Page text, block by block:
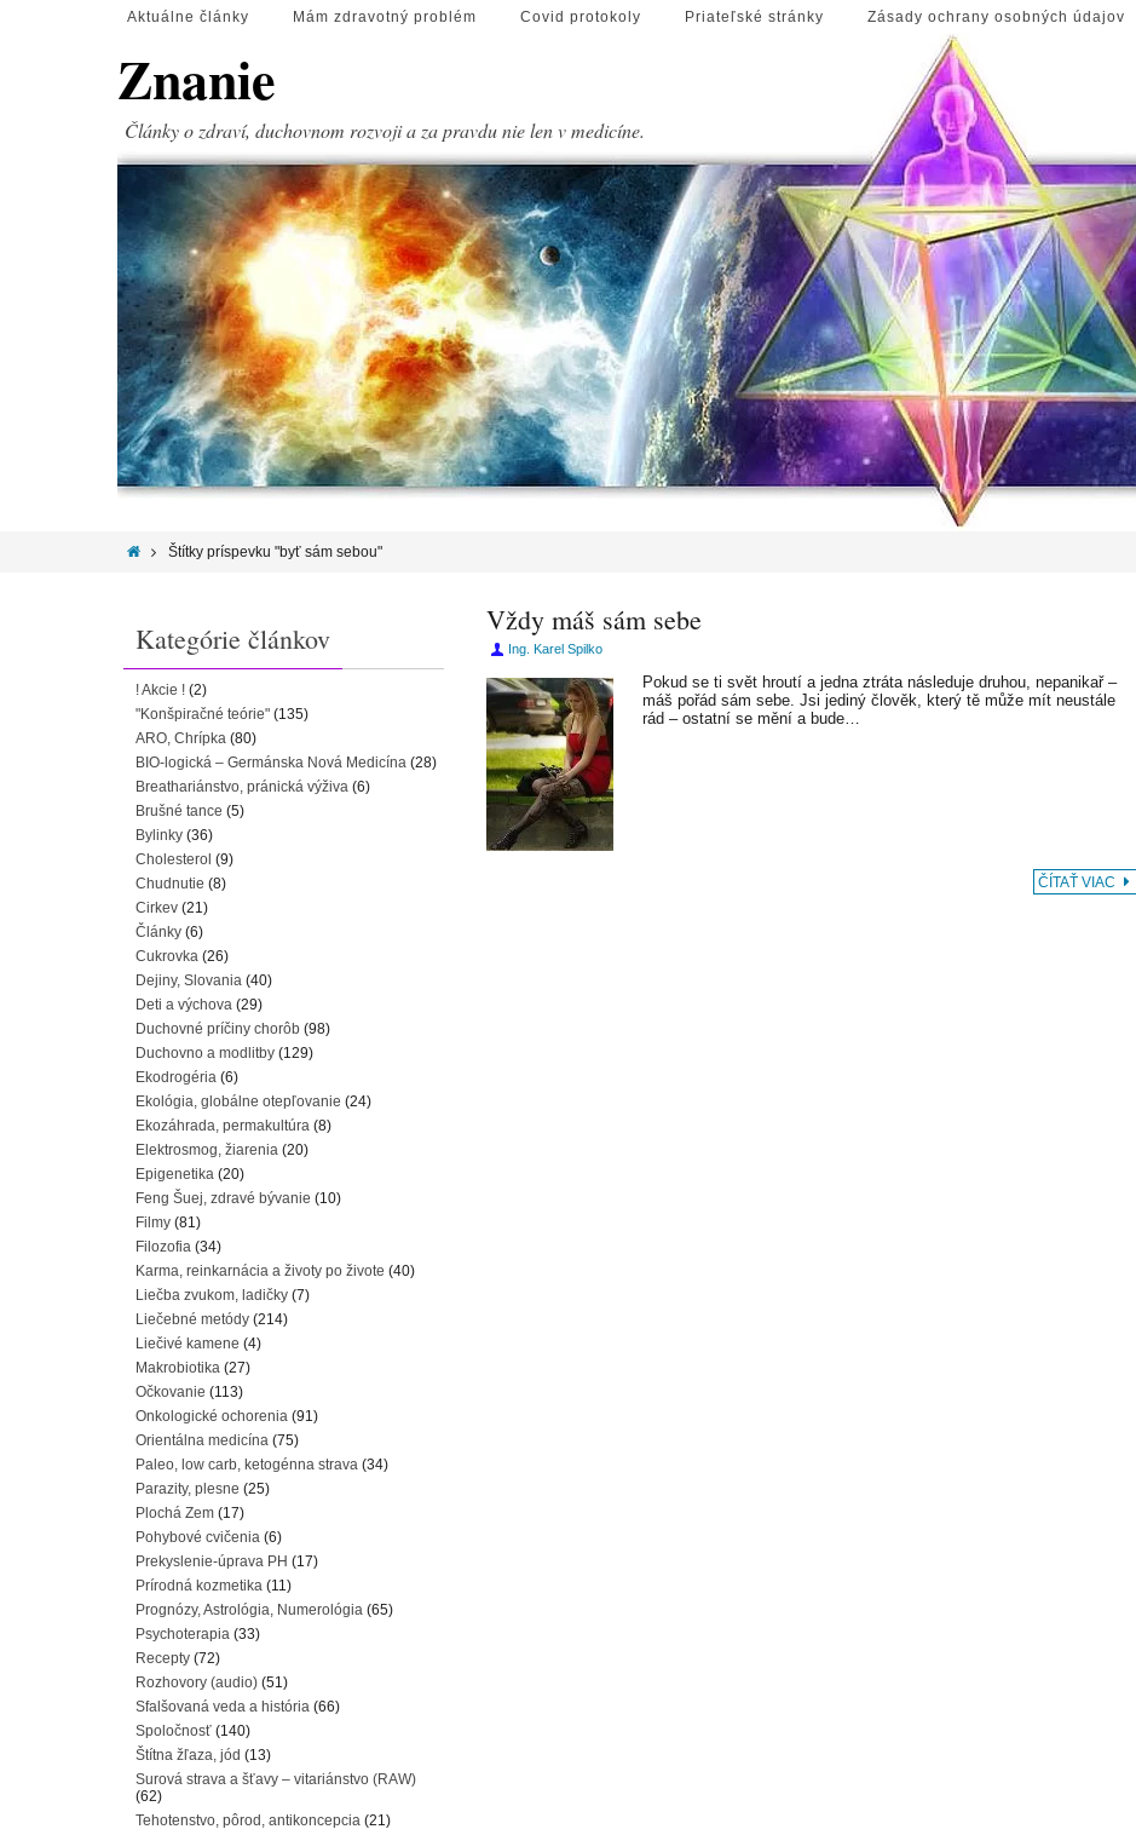
Aktuálne články Mám zdravotný problém Covid protokoly Priateľské stránky Zásady ochrany osobných údajov
Znanie
Články o zdraví, duchovnom rozvoji a za pravdu nie len v medicíne.
Štítky príspevku "byť sám sebou"
Vždy máš sám sebe
Ing. Karel Spilko
Pokud se ti svět hroutí a jedna ztráta následuje druhou, nepanikař –
máš pořád sám sebe. Jsi jediný člověk, který tě může mít neustále
rád – ostatní se mění a bude…
ČÍTAŤ VIAC
Kategórie článkov
! Akcie ! (2)
"Konšpiračné teórie" (135)
ARO, Chrípka (80)
BIO-logická – Germánska Nová Medicína (28)
Breathariánstvo, pránická výživa (6)
Brušné tance (5)
Bylinky (36)
Cholesterol (9)
Chudnutie (8)
Cirkev (21)
Články (6)
Cukrovka (26)
Dejiny, Slovania (40)
Deti a výchova (29)
Duchovné príčiny chorôb (98)
Duchovno a modlitby (129)
Ekodrogéria (6)
Ekológia, globálne otepľovanie (24)
Ekozáhrada, permakultúra (8)
Elektrosmog, žiarenia (20)
Epigenetika (20)
Feng Šuej, zdravé bývanie (10)
Filmy (81)
Filozofia (34)
Karma, reinkarnácia a životy po živote (40)
Liečba zvukom, ladičky (7)
Liečebné metódy (214)
Liečivé kamene (4)
Makrobiotika (27)
Očkovanie (113)
Onkologické ochorenia (91)
Orientálna medicína (75)
Paleo, low carb, ketogénna strava (34)
Parazity, plesne (25)
Plochá Zem (17)
Pohybové cvičenia (6)
Prekyslenie-úprava PH (17)
Prírodná kozmetika (11)
Prognózy, Astrológia, Numerológia (65)
Psychoterapia (33)
Recepty (72)
Rozhovory (audio) (51)
Sfalšovaná veda a história (66)
Spoločnosť (140)
Štítna žľaza, jód (13)
Surová strava a šťavy – vitariánstvo (RAW)
(62)
Tehotenstvo, pôrod, antikoncepcia (21)